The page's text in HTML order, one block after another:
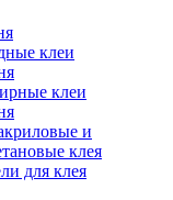
клеи
клеи
и
клея
для клея